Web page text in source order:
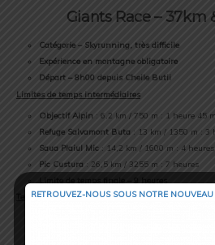
Giants Race – 37km
Catégorie – Skyrunning, très difficile
Expérience en montagne obligatoire
Départ – 8h00 depuis Cheile Butii
Limites de temps intermédiaires
Objectif Alpin : 6,2 km / 750 m : 1 heure 45
Refuge Salvamont Buta : 13 km / 1350 m : 3
Saua Plaiul Mic : 14,2 km / 1600 m : 4
Pic Custura : 26,5 km / 3255 m : 7 heures
TerrainRETROUVEZ-NOUS SOUS NOTRE